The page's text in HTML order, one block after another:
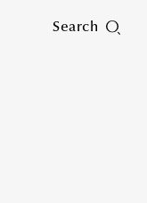
Search